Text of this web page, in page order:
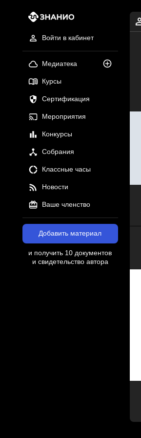
Войти в кабинет
Медиатека
Курсы
Сертификация
Мероприятия
Конкурсы
Собрания
Классные часы
Новости
Ваше членство
Добавить материал
и получить 10 документов
и свидетельство автора